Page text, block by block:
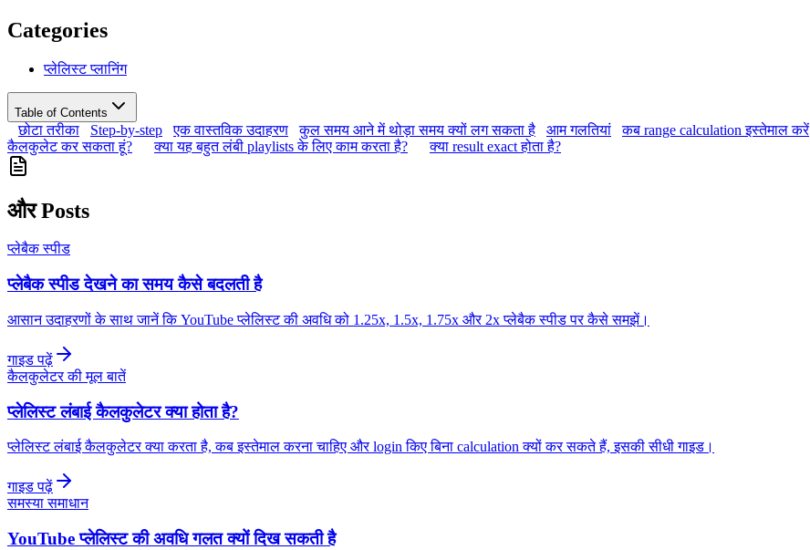
Categories
प्लेलिस्ट प्लानिंग
Table of Contents
छोटा तरीका Step-by-step एक वास्तविक उदाहरण कुल समय आने में थोड़ा समय क्यों लग सकता है आम गलतियां कब range calculation इस्तेमाल करें
कैलकुलेट कर सकता हूं?
क्या यह बहुत लंबी playlists के लिए काम करता है? क्या result exact होता है?
और Posts
प्लेबैक स्पीड
प्लेबैक स्पीड देखने का समय कैसे बदलती है
आसान उदाहरणों के साथ जानें कि YouTube प्लेलिस्ट की अवधि को 1.25x, 1.5x, 1.75x और 2x प्लेबैक स्पीड पर कैसे समझें।
गाइड पढ़ें
कैलकुलेटर की मूल बातें
प्लेलिस्ट लंबाई कैलकुलेटर क्या होता है?
प्लेलिस्ट लंबाई कैलकुलेटर क्या करता है, कब इस्तेमाल करना चाहिए और login किए बिना calculation क्यों कर सकते हैं, इसकी सीधी गाइड।
गाइड पढ़ें
समस्या समाधान
YouTube प्लेलिस्ट की अवधि गलत क्यों दिख सकती है